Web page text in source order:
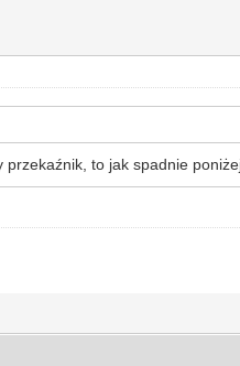
to jak spadnie